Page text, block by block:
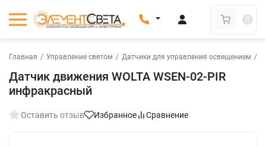
0
Главная / Управление светом / Датчики для управления освещением /
Датчик движения WOLTA WSEN-02-PIR
инфракрасный
Оставить отзыв Избранное Сравнение